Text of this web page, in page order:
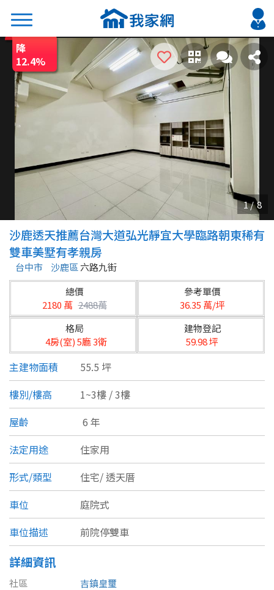
搜尋
熱門關鍵字
2026 新北降價好屋限量釋出
2026 台中降價好屋限量釋出
2026 台南降價好屋限量釋出
2026 高雄降價好屋限量釋出
縣市
不限
台北市
基隆市
新北市
宜蘭縣
桃園市
新竹市
新竹縣
苗栗縣
台中市
彰化縣
南投縣
雲林縣
區域
類型(可複選)
不拘 公寓 電梯大樓 套房
別墅 透天厝 樓中樓 華廈
農舍 辦公 店面 工廠
倉庫
坪數
不拘
降
12.4%
沙鹿透天推薦台灣大道弘光靜宜大學臨路朝東稀有
雙車美墅有孝親房
台中市 沙鹿區六路九街
總價
2180 萬2488萬
參考單價
36.35 萬/坪
格局
4房(室) 5廳 3衛
建物登記
59.98 坪
主建物面積
55.5 坪
樓別/樓高
1~3樓 / 3樓
屋齡
6 年
法定用途
住家用
形式/類型
住宅/透天厝
車位
庭院式
車位描述
前院停雙車
詳細資訊
社區
吉鎮皇璽